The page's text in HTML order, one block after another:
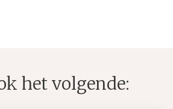
het volgende: